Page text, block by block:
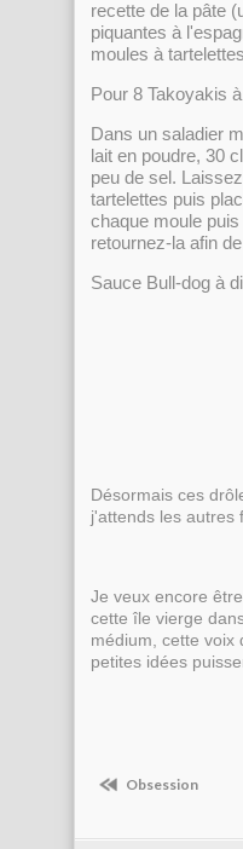
recette de la pâte
piquantes à
moules à
Pour 8 Takoyakis
Dans un saladier
lait en poudre, 30
peu de sel.
tartelettes puis
chaque moule
retournez-la afin
Sauce Bull-dog à
Désormais ces
j'attends les autres
Je veux encore
cette île vierge
médium, cette voix
petites idées
Obsession